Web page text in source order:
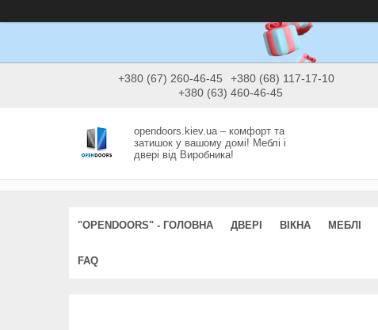
+380 (67) 260-46-45
+380 (68) 117-17-10
+380 (63) 460-46-45
opendoors.kiev.ua – комфорт та
затишок у вашому домі! Меблі і
двері від Виробника!
"OPENDOORS" - ГОЛОВНА ДВЕРІ ВІКНА МЕБЛІ
FAQ